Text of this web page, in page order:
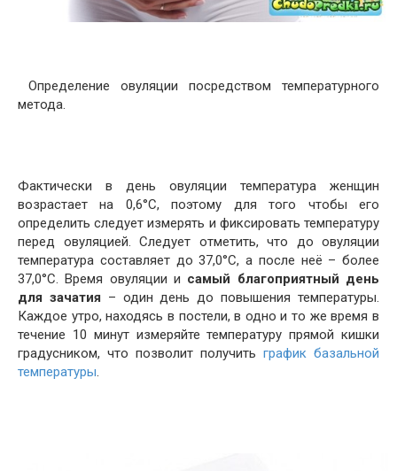
Определение овуляции посредством температурного
метода.
Фактически в день овуляции температура женщин
возрастает на 0,6°C, поэтому для того чтобы его
определить следует измерять и фиксировать температуру
перед овуляцией. Следует отметить, что до овуляции
температура составляет до 37,0°С, а после неё – более
37,0°С. Время овуляции и самый благоприятный день
для зачатия – один день до повышения температуры.
Каждое утро, находясь в постели, в одно и то же время в
течение 10 минут измеряйте температуру прямой кишки
градусником, что позволит получить график базальной
температуры.